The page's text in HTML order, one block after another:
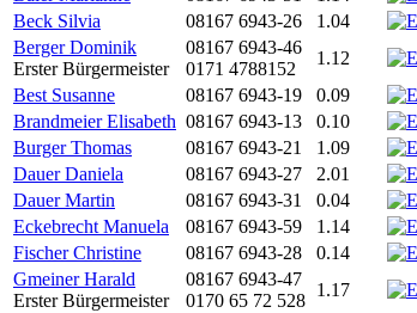
Beck Silvia
08167 6943-26 1.04
Berger Dominik
Erster Bürgermeister
08167 6943-46
0171 4788152
1.12
Best Susanne
08167 6943-19 0.09
Brandmeier Elisabeth 08167 6943-13 0.10
Burger Thomas
08167 6943-21 1.09
Dauer Daniela
08167 6943-27 2.01
Dauer Martin
08167 6943-31 0.04
Eckebrecht Manuela
08167 6943-59 1.14
Fischer Christine
08167 6943-28 0.14
Gmeiner Harald
Erster Bürgermeister
08167 6943-47
0170 65 72 528
1.17